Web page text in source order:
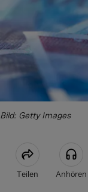
Bild: Getty Images
Teilen Anhören